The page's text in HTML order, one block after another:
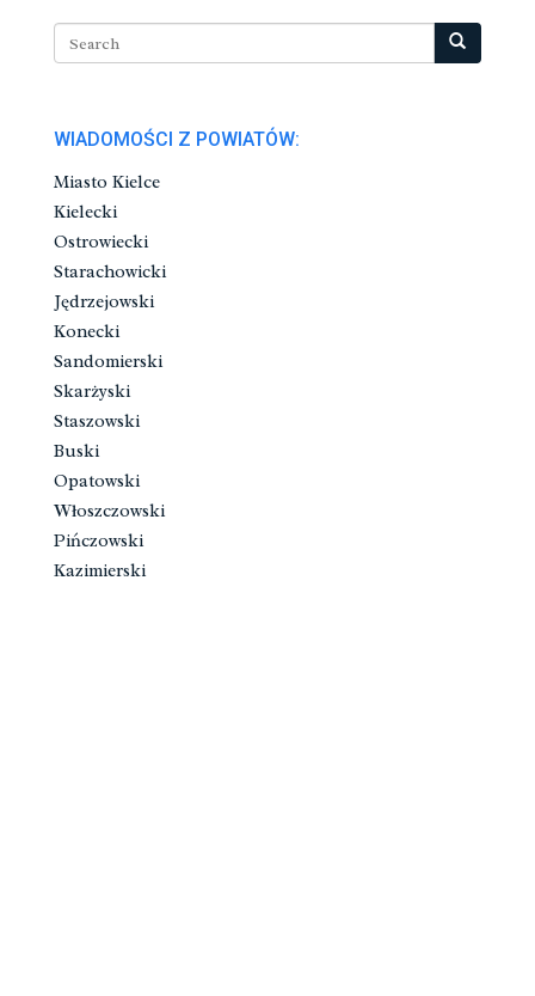
WIADOMOŚCI Z POWIATÓW:
Miasto Kielce
Kielecki
Ostrowiecki
Starachowicki
Jędrzejowski
Konecki
Sandomierski
Skarżyski
Staszowski
Buski
Opatowski
Włoszczowski
Pińczowski
Kazimierski